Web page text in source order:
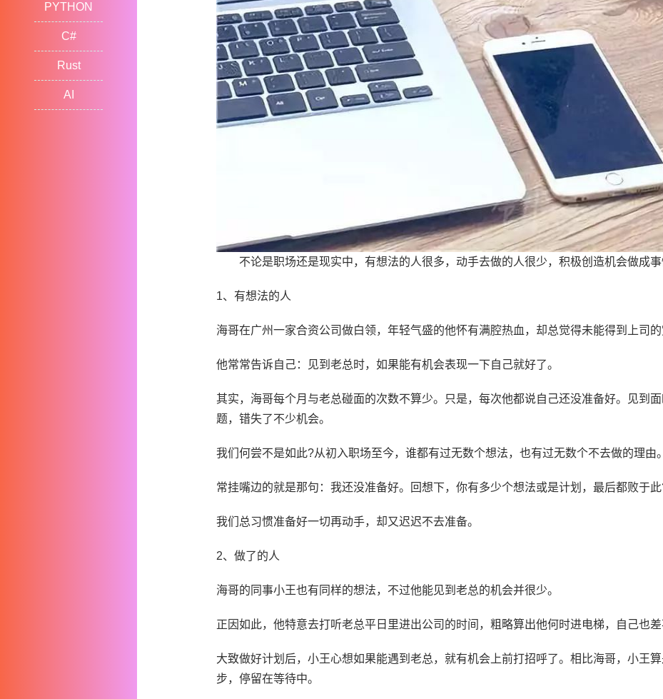
PYTHON
C#
Rust
AI
不论是职场还是现实中，有想法的人很多，动手去做的人很少，积极创造机会做成事
1、有想法的人
海哥在广州一家合资公司做白领，年轻气盛的他怀有满腔热血，却总觉得未能得到上司的
他常常告诉自己：见到老总时，如果能有机会表现一下自己就好了。
其实，海哥每个月与老总碰面的次数不算少。只是，每次他都说自己还没准备好。见到
题，错失了不少机会。
我们何尝不是如此?从初入职场至今，谁都有过无数个想法，也有过无数个不去做的理由。
常挂嘴边的就是那句：我还没准备好。回想下，你有多少个想法或是计划，最后都败于
我们总习惯准备好一切再动手，却又迟迟不去准备。
2、做了的人
海哥的同事小王也有同样的想法，不过他能见到老总的机会并很少。
正因如此，他特意去打听老总平日里进出公司的时间，粗略算出他何时进电梯，自己也差
大致做好计划后，小王心想如果能遇到老总，就有机会上前打招呼了。相比海哥，小王
步，停留在等待中。